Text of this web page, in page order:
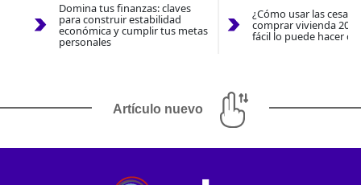
Domina tus finanzas: claves
para construir estabilidad
económica y cumplir tus metas
personales
¿Cómo usar las
comprar vivienda
fácil lo puede hacer
Artículo nuevo